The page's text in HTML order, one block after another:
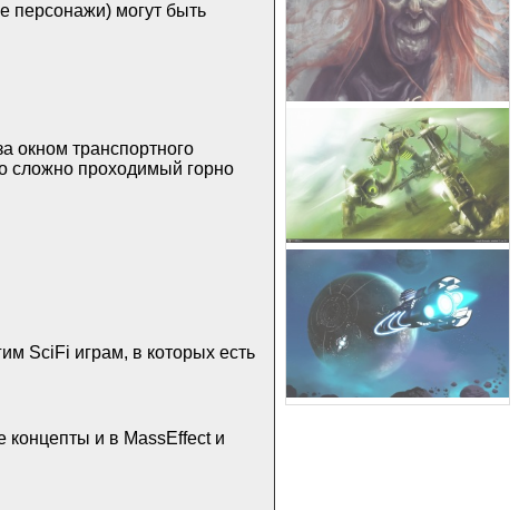
персонажи) могут быть
окном транспортного
сложно проходимый горно
SciFi играм, в которых есть
концепты и в MassEffect и